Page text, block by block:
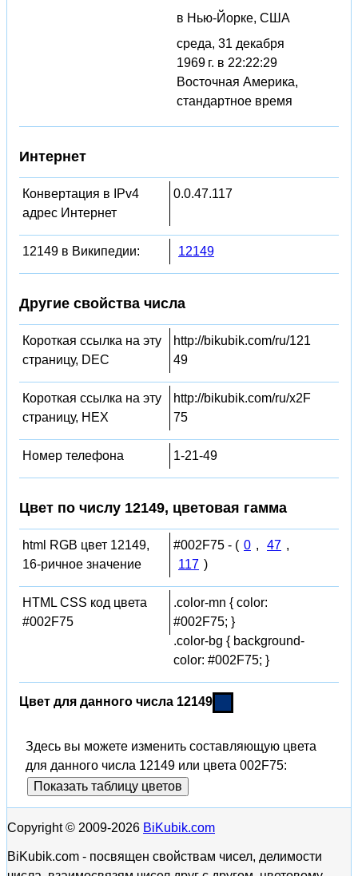
в Нью-Йорке, США
среда, 31 декабря
1969 г. в 22:22:29
Восточная Америка,
стандартное время
Интернет
Конвертация в IPv4
адрес Интернет
0.0.47.117
12149 в Википедии: 12149
Другие свойства числа
Короткая ссылка на эту
страницу, DEC
http://bikubik.com/ru/121
49
Короткая ссылка на эту
страницу, HEX
http://bikubik.com/ru/x2F
75
Номер телефона 1-21-49
Цвет по числу 12149, цветовая гамма
html RGB цвет 12149,
16-ричное значение
#002F75 - ( 0 , 47 ,
117 )
HTML CSS код цвета
#002F75
.color-mn { color:
#002F75; }
.color-bg { background-
color: #002F75; }
Цвет для данного числа 12149
Здесь вы можете изменить составляющую цвета
для данного числа 12149 или цвета 002F75:
Показать таблицу цветов
Copyright © 2009-2026 BiKubik.com
BiKubik.com - посвящен свойствам чисел, делимости